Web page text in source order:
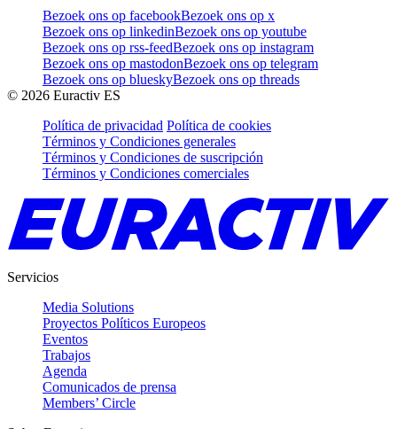
Bezoek ons op facebookBezoek ons op x
Bezoek ons op linkedinBezoek ons op youtube
Bezoek ons op rss-feedBezoek ons op instagram
Bezoek ons op mastodonBezoek ons op telegram
Bezoek ons op blueskyBezoek ons op threads
© 2026 Euractiv ES
Política de privacidad Política de cookies
Términos y Condiciones generales
Términos y Condiciones de suscripción
Términos y Condiciones comerciales
Servicios
Media Solutions
Proyectos Políticos Europeos
Eventos
Trabajos
Agenda
Comunicados de prensa
Members’ Circle